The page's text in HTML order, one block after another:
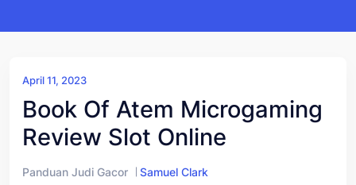
April 11, 2023
Book Of Atem Microgaming
Review Slot Online
Panduan Judi Gacor Samuel Clark